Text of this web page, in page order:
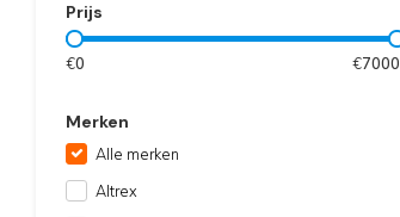
Prijs
€0 €7000
Merken
Alle merken
Altrex